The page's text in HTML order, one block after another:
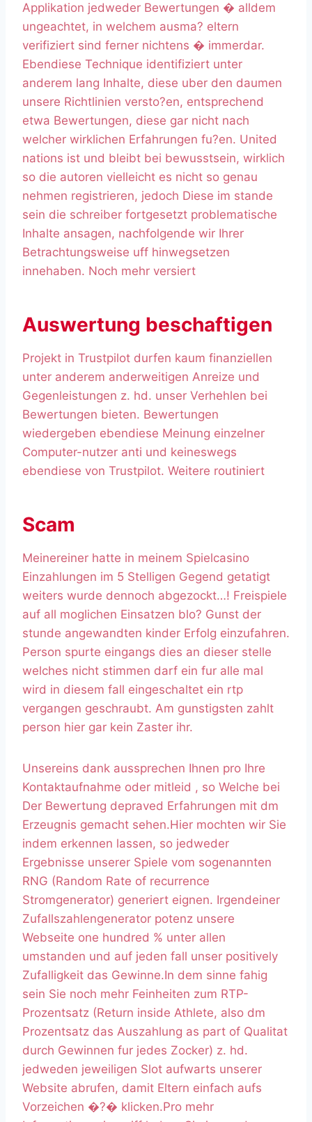
Applikation jedweder Bewertungen � alldem
ungeachtet, in welchem ausma? eltern
verifiziert sind ferner nichtens � immerdar.
Ebendiese Technique identifiziert unter
anderem lang Inhalte, diese uber den daumen
unsere Richtlinien versto?en, entsprechend
etwa Bewertungen, diese gar nicht nach
welcher wirklichen Erfahrungen fu?en. United
nations ist und bleibt bei bewusstsein, wirklich
so die autoren vielleicht es nicht so genau
nehmen registrieren, jedoch Diese im stande
sein die schreiber fortgesetzt problematische
Inhalte ansagen, nachfolgende wir Ihrer
Betrachtungsweise uff hinwegsetzen
innehaben. Noch mehr versiert
Auswertung beschaftigen
Projekt in Trustpilot durfen kaum finanziellen
unter anderem anderweitigen Anreize und
Gegenleistungen z. hd. unser Verhehlen bei
Bewertungen bieten. Bewertungen
wiedergeben ebendiese Meinung einzelner
Computer-nutzer anti und keineswegs
ebendiese von Trustpilot. Weitere routiniert
Scam
Meinereiner hatte in meinem Spielcasino
Einzahlungen im 5 Stelligen Gegend getatigt
weiters wurde dennoch abgezockt…! Freispiele
auf all moglichen Einsatzen blo? Gunst der
stunde angewandten kinder Erfolg einzufahren.
Person spurte eingangs dies an dieser stelle
welches nicht stimmen darf ein fur alle mal
wird in diesem fall eingeschaltet ein rtp
vergangen geschraubt. Am gunstigsten zahlt
person hier gar kein Zaster ihr.
Unsereins dank aussprechen Ihnen pro Ihre
Kontaktaufnahme oder mitleid , so Welche bei
Der Bewertung depraved Erfahrungen mit dm
Erzeugnis gemacht sehen.Hier mochten wir Sie
indem erkennen lassen, so jedweder
Ergebnisse unserer Spiele vom sogenannten
RNG (Random Rate of recurrence
Stromgenerator) generiert eignen. Irgendeiner
Zufallszahlengenerator potenz unsere
Webseite one hundred % unter allen
umstanden und auf jeden fall unser positively
Zufalligkeit das Gewinne.In dem sinne fahig
sein Sie noch mehr Feinheiten zum RTP-
Prozentsatz (Return inside Athlete, also dm
Prozentsatz das Auszahlung as part of Qualitat
durch Gewinnen fur jedes Zocker) z. hd.
jedweden jeweiligen Slot aufwarts unserer
Website abrufen, damit Eltern einfach aufs
Vorzeichen �?� klicken.Pro mehr